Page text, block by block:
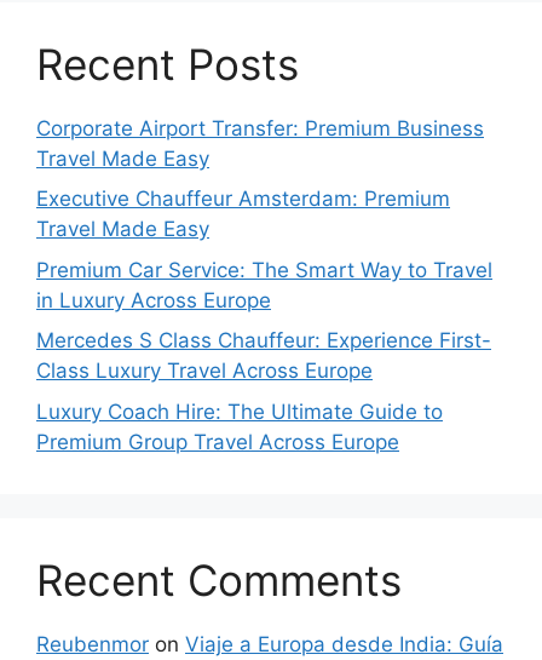
Recent Posts
Corporate Airport Transfer: Premium Business
Travel Made Easy
Executive Chauffeur Amsterdam: Premium
Travel Made Easy
Premium Car Service: The Smart Way to Travel
in Luxury Across Europe
Mercedes S Class Chauffeur: Experience First-
Class Luxury Travel Across Europe
Luxury Coach Hire: The Ultimate Guide to
Premium Group Travel Across Europe
Recent Comments
Reubenmor on Viaje a Europa desde India: Guía